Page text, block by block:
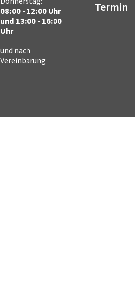
Brand- und Kata­s­tro­­phen­­
schutz­­zen­trum
Kreis­aus­­bil­­dung
08:00 - 12:00 Uhr
und 13:00 - 16:00
Uhr
und nach
Vereinbarung
Termin